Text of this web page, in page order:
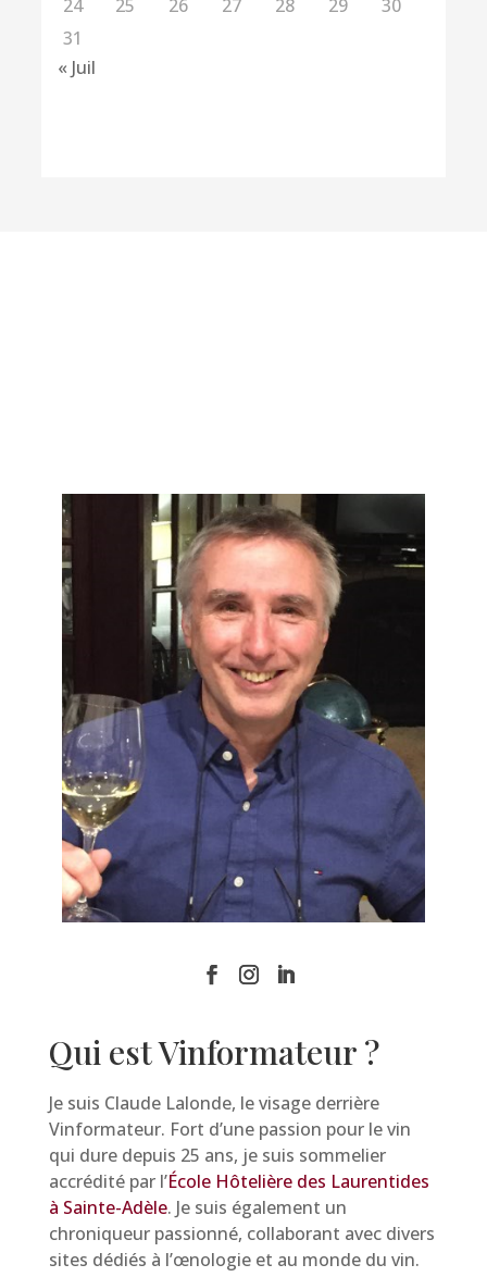
24 25 26 27 28 29
30
31
« Juil
Qui est Vinformateur ?
Je suis Claude Lalonde, le visage derrière
Vinformateur. Fort d’une passion pour le vin
qui dure depuis 25 ans, je suis sommelier
accrédité par l’École Hôtelière des Laurentides
à Sainte-Adèle. Je suis également un
chroniqueur passionné, collaborant avec divers
sites dédiés à l’œnologie et au monde du vin.